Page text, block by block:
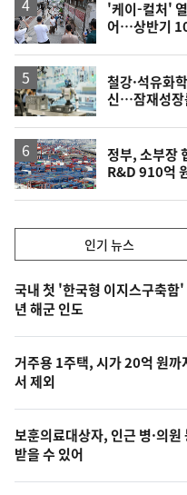
'케이-컬처'
어…상반기
철강·석유화
신…잠재성장
정부, 소부장
R&D 910억
기,
최
신,
오
늘
의
영
상
인기 뉴스
인
기
뉴
스
국내 첫 '한국형 이지스구축
년 해군 인도
거주용 1주택, 시가 20억 원까
서 제외
보훈의료대상자, 인근 병·의원
받을 수 있어